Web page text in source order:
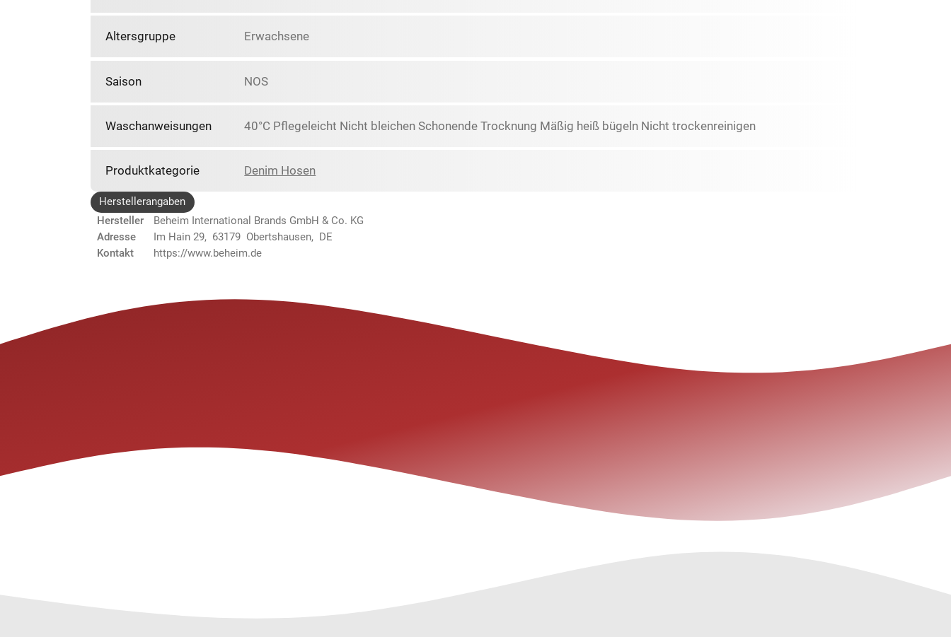
Altersgruppe Erwachsene
Saison NOS
Waschanweisungen 40°C Pflegeleicht Nicht bleichen Schonende Trocknung Mäßig heiß bügeln Nicht trockenreinigen
Produktkategorie Denim Hosen
Herstellerangaben
Hersteller
Beheim International Brands GmbH & Co. KG
Adresse
Im Hain 29, 63179 Obertshausen, DE
Kontakt
https://www.beheim.de